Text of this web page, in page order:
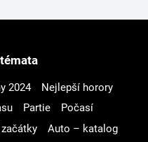
2024
Nejlepší horory
Partie
Počasí
Auto – katalog